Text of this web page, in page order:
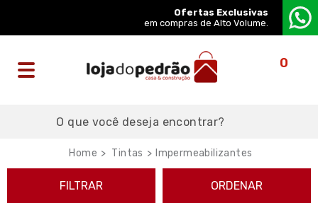
Ofertas Exclusivas
em compras de Alto Volume.
0
Tintas Impermeabilizantes
FILTRAR ORDENAR